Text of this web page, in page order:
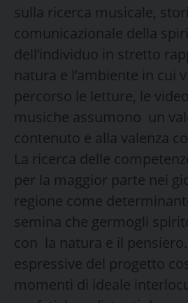
sulla ricerca musicale,
comunicazionale della
dell’individuo in stretto
natura e l’ambiente in cui
percorso le letture, le
musiche assumono un
contenuto e alla valenza
La ricerca delle
per la maggior parte nei
regione come
semina che germogli
con la natura e il
espressive del progetto
momenti di ideale